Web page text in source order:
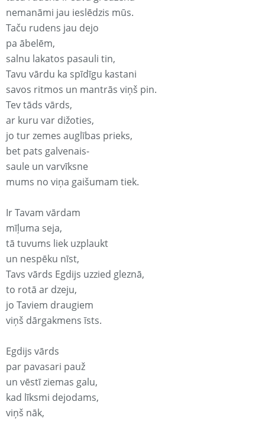
nemanāmi jau ieslēdzis mūs.
Taču rudens jau dejo
pa ābelēm,
salnu lakatos pasauli tin,
Tavu vārdu ka spīdīgu kastani
savos ritmos un mantrās viņš pin.
Tev tāds vārds,
ar kuru var dižoties,
jo tur zemes auglības prieks,
bet pats galvenais-
saule un varvīksne
mums no viņa gaišumam tiek.
Ir Tavam vārdam
mīļuma seja,
tā tuvums liek uzplaukt
un nespēku nīst,
Tavs vārds Egdijs uzzied gleznā,
to rotā ar dzeju,
jo Taviem draugiem
viņš dārgakmens īsts.
Egdijs vārds
par pavasari pauž
un vēstī ziemas galu,
kad līksmi dejodams,
viņš nāk,